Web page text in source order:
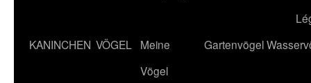
springen
KANINCHEN VÖGEL
Meine
Vögel
Gartenvögel